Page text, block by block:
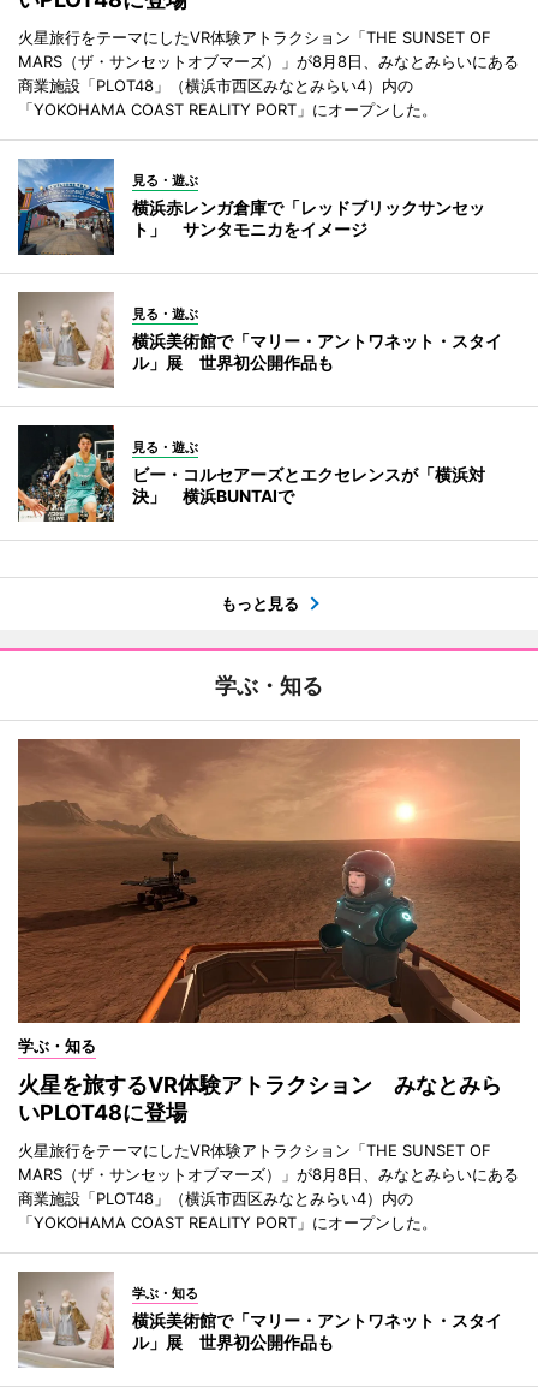
火星旅行をテーマにしたVR体験アトラクション「THE SUNSET OF
MARS（ザ・サンセットオブマーズ）」が8月8日、みなとみらいにある
商業施設「PLOT48」（横浜市西区みなとみらい4）内の
「YOKOHAMA COAST REALITY PORT」にオープンした。
見る・遊ぶ
横浜赤レンガ倉庫で「レッドブリックサンセッ
ト」 サンタモニカをイメージ
見る・遊ぶ
横浜美術館で「マリー・アントワネット・スタイ
ル」展 世界初公開作品も
見る・遊ぶ
ビー・コルセアーズとエクセレンスが「横浜対
決」 横浜BUNTAIで
もっと見る
学ぶ・知る
学ぶ・知る
火星を旅するVR体験アトラクション みなとみら
いPLOT48に登場
火星旅行をテーマにしたVR体験アトラクション「THE SUNSET OF
MARS（ザ・サンセットオブマーズ）」が8月8日、みなとみらいにある
商業施設「PLOT48」（横浜市西区みなとみらい4）内の
「YOKOHAMA COAST REALITY PORT」にオープンした。
学ぶ・知る
横浜美術館で「マリー・アントワネット・スタイ
ル」展 世界初公開作品も